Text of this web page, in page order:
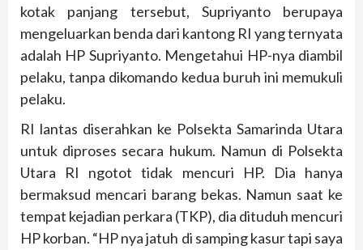
kotak panjang tersebut, Supriyanto berupaya
mengeluarkan benda dari kantong RI yang ternyata
adalah HP Supriyanto. Mengetahui HP-nya diambil
pelaku, tanpa dikomando kedua buruh ini memukuli
pelaku.
RI lantas diserahkan ke Polsekta Samarinda Utara
untuk diproses secara hukum. Namun di Polsekta
Utara RI ngotot tidak mencuri HP. Dia hanya
bermaksud mencari barang bekas. Namun saat ke
tempat kejadian perkara (TKP), dia dituduh mencuri
HP korban. “HP nya jatuh di samping kasur tapi saya